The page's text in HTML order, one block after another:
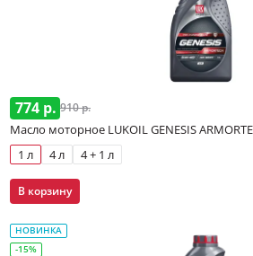
774 р. 910 р.
Масло моторное LUKOIL GENESIS
1 л
4 л 4 + 1 л
В корзину
НОВИНКА
-15%